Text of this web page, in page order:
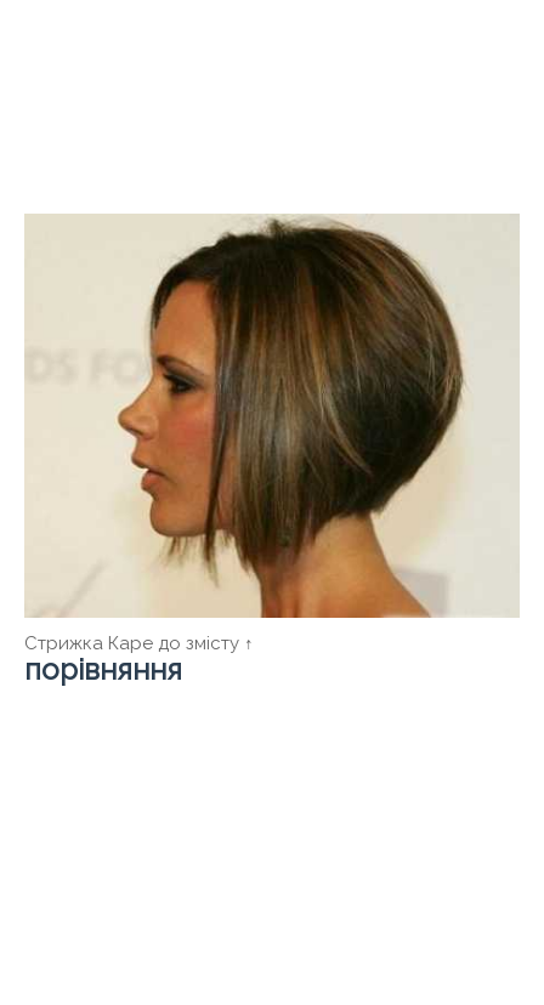
Стрижка Каре до змісту ↑
порівняння